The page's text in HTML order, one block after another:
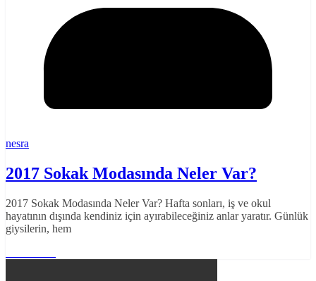
nesra
2017 Sokak Modasında Neler Var?
2017 Sokak Modasında Neler Var? Hafta sonları, iş ve okul
hayatının dışında kendiniz için ayırabileceğiniz anlar yaratır. Günlük
giysilerin, hem